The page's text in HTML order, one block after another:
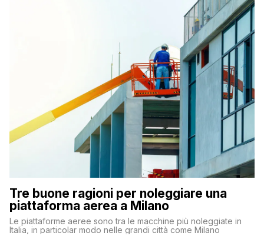
Tre buone ragioni per noleggiare una
piattaforma aerea a Milano
Le piattaforme aeree sono tra le macchine più noleggiate in
Italia, in particolar modo nelle grandi città come Milano